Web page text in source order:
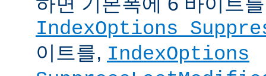
IndexOptions
이트를, IndexOptions